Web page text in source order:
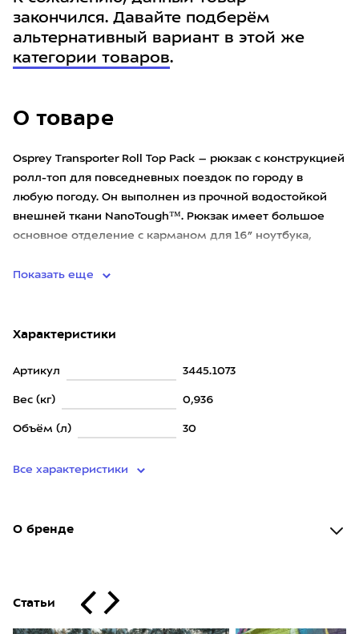
О товаре
Osprey Transporter Roll Top Pack – рюкзак с конструкцией
ролл-топ для повседневных поездок по городу в
любую погоду. Он выполнен из прочной водостойкой
внешней ткани NanoTough™. Рюкзак имеет большое
основное отделение с карманом для 16” ноутбука,
Показать еще
Характеристики
Артикул 3445.1073
Вес (кг) 0,936
Объём (л) 30
Все характеристики
О бренде
Статьи
закончился. Давайте подберём
альтернативный вариант в этой же
категории товаров.